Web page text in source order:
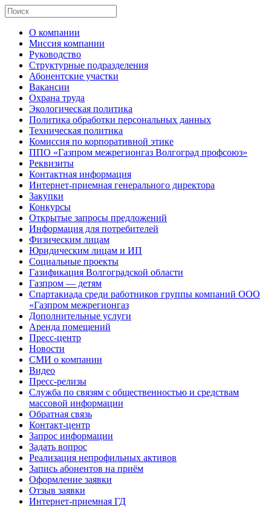
О компании
Миссия компании
Руководство
Структурные подразделения
Абонентские участки
Вакансии
Охрана труда
Экологическая политика
Политика обработки персональных данных
Техническая политика
Комиссия по корпоративной этике
ППО «Газпром межрегионгаз Волгоград профсоюз»
Реквизиты
Контактная информация
Интернет-приемная генерального директора
Закупки
Конкурсы
Открытые запросы предложений
Информация для потребителей
Физическим лицам
Юридическим лицам и ИП
Социальные проекты
Газификация Волгоградской области
Газпром — детям
Спартакиада среди работников группы компаний ООО
«Газпром межрегионгаз
Дополнительные услуги
Аренда помещений
Пресс-центр
Новости
СМИ о компании
Видео
Пресс-релизы
Служба по связям с общественностью и средствам
массовой информации
Обратная связь
Контакт-центр
Запрос информации
Задать вопрос
Реализация непрофильных активов
Запись абонентов на приём
Оформление заявки
Отзыв заявки
Интернет-приемная ГД